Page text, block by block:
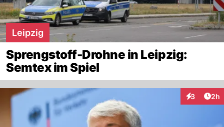
Leipzig
Sprengstoff-Drohne in Leipzig:
Semtex im Spiel
3 2h